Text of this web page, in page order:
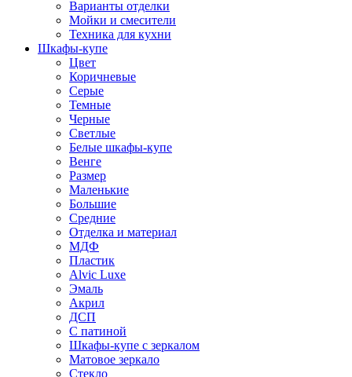
Варианты отделки
Мойки и смесители
Техника для кухни
Шкафы-купе
Цвет
Коричневые
Серые
Темные
Черные
Светлые
Белые шкафы-купе
Венге
Размер
Маленькие
Большие
Средние
Отделка и материал
МДФ
Пластик
Alvic Luxe
Эмаль
Акрил
ДСП
С патиной
Шкафы-купе с зеркалом
Матовое зеркало
Стекло